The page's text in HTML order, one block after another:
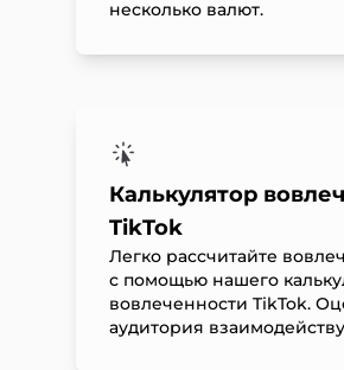
несколько валют.
Калькулятор
TikTok
Легко рассчитайте
с помощью нашего
вовлеченности TikTok.
аудитория